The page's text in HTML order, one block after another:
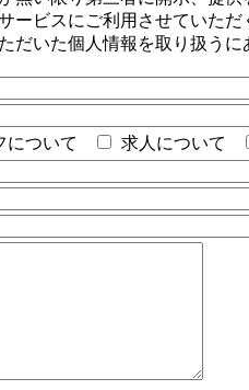
ビスにご利用させていただ
いた個人情報を取り扱う
について 求人について